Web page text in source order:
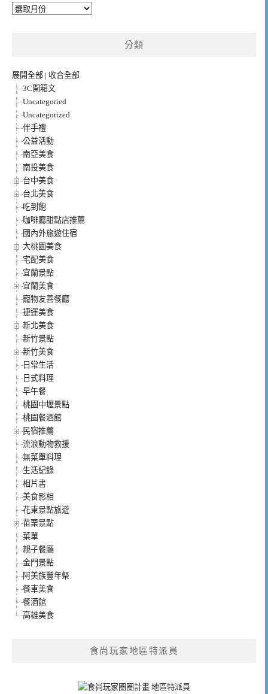
彙
分類
展開全部 | 收合全部
3C開箱文
Uncategoried
Uncategorized
伴手禮
公益活動
南亞美食
南投美食
台中美食
台北美食
吃到飽
咖啡廳甜點店推薦
國內外旅遊住宿
大桃園美食
宅配美食
宜蘭景點
宜蘭美食
寵物友善餐廳
捷運美食
新北美食
新竹景點
新竹美食
日常生活
日式料理
早午餐
桃園中壢景點
桃園餐酒館
民宿推薦
流浪動物救援
無菜單料理
生活紀錄
相片書
美食影相
花東景點旅遊
苗栗景點
菜單
親子餐廳
金門景點
阿美族豐年祭
餐車美食
餐酒館
高雄美食
食尚玩家地區特派員